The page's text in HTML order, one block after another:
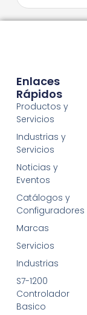
Enlaces
Rápidos
Productos y
Servicios
Industrias y
Servicios
Noticias y
Eventos
Catálogos y
Configuradores
Marcas
Servicios
Industrias
S7-1200
Controlador
Basico